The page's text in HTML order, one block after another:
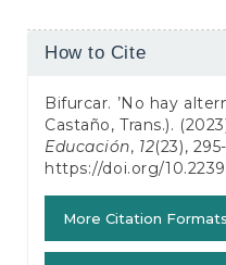
Article
How to Cite
Bifurcar. ’No hay
Castaño, Trans.).
Educación, 12(23),
https://doi.org/
More Citation Formats